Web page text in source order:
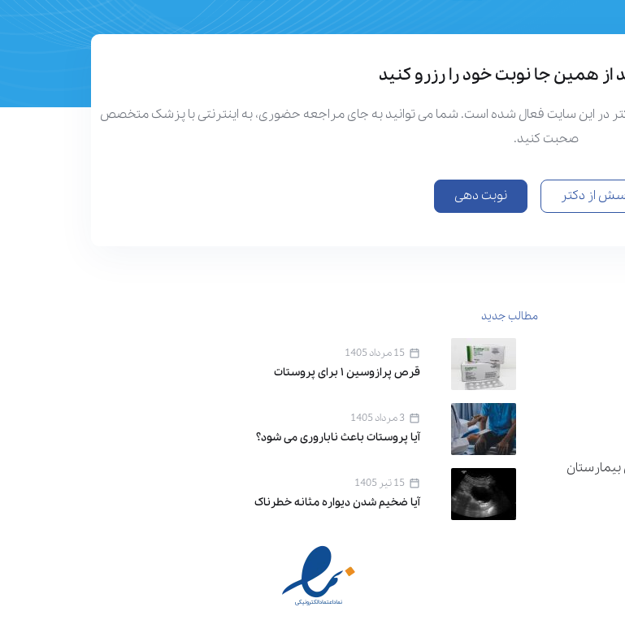
از همین جا نوبت خود را رزرو کنید
در این سایت فعال شده است. شما می توانید به جای مراجعه حضوری، به اینترنتی با پزشک متخصص
صحبت کنید.
از دکتر نوبت دهی
پزشکان بیمارستان
مطالب جدید
15 مرداد 1405
قرص پرازوسین ۱ برای پروستات
3 مرداد 1405
آیا پروستات باعث ناباروری می‌ شود؟
15 تیر 1405
آیا ضخیم شدن دیواره مثانه خطرناک